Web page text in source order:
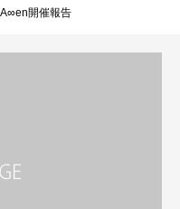
開催報告